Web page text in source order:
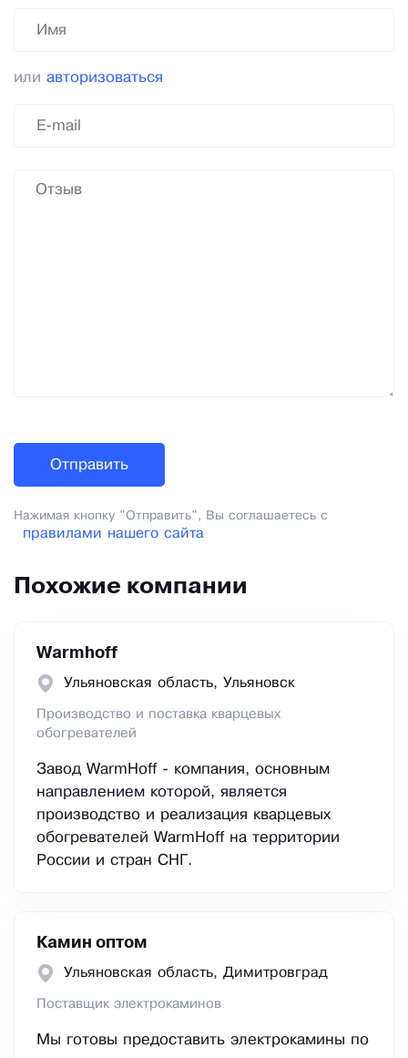
или авторизоваться
Нажимая кнопку "Отправить", Вы соглашаетесь с
правилами нашего сайта
Похожие компании
Warmhoff
Ульяновская область, Ульяновск
Производство и поставка кварцевых
обогревателей
Завод WarmHoff - компания, основным
направлением которой, является
производство и реализация кварцевых
обогревателей WarmHoff на территории
России и стран СНГ.
Камин оптом
Ульяновская область, Димитровград
Поставщик электрокаминов
Мы готовы предоставить электрокамины по